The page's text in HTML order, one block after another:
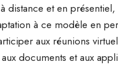
distance et en
à ce modèle en
aux réunions
documents et aux